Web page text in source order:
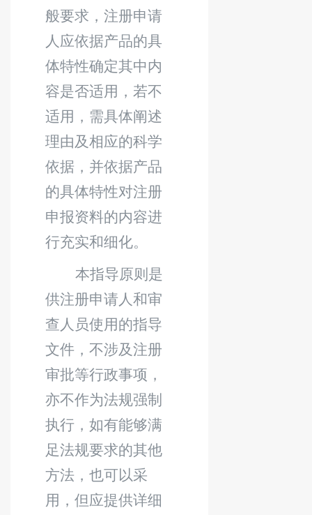
般要求，注册申请
人应依据产品的具
体特性确定其中内
容是否适用，若不
适用，需具体阐述
理由及相应的科学
依据，并依据产品
的具体特性对注册
申报资料的内容进
行充实和细化。
本指导原则是
供注册申请人和审
查人员使用的指导
文件，不涉及注册
审批等行政事项，
亦不作为法规强制
执行，如有能够满
足法规要求的其他
方法，也可以采
用，但应提供详细